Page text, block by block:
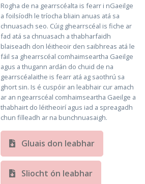
Rogha de na gearrscéalta is fearr i nGaeilge
a foilsíodh le tríocha bliain anuas atá sa
chnuasach seo. Cúig ghearrscéal is fiche ar
fad atá sa chnuasach a thabharfaidh
blaiseadh don léitheoir den saibhreas atá le
fáil sa ghearrscéal comhaimseartha Gaeilge
agus a thugann ardán do chuid de na
gearrscéalaithe is fearr atá ag saothrú sa
ghort sin. Is é cuspóir an leabhair cur amach
ar an ngearrscéal comhaimseartha Gaeilge a
thabhairt do léitheoirí agus iad a spreagadh
chun filleadh ar na bunchnuasaigh.
Gluais don leabhar
Sliocht ón leabhar